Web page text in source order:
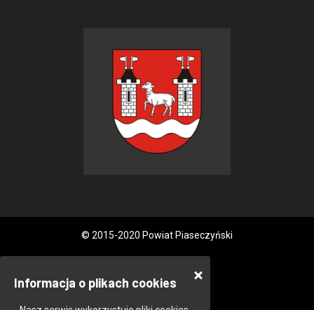
© 2015-2020 Powiat Piaseczyński
Informacja o plikach cookies